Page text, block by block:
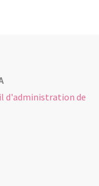
d'administration de